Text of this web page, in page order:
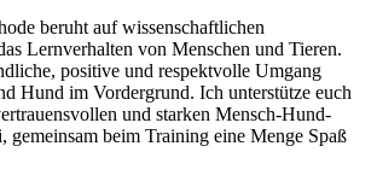
beruht auf wissenschaftlichen
Lernverhalten von Menschen und Tieren.
positive und respektvolle Umgang
Hund im Vordergrund. Ich unterstütze euch
und starken Mensch-Hund-
gemeinsam beim Training eine Menge Spaß